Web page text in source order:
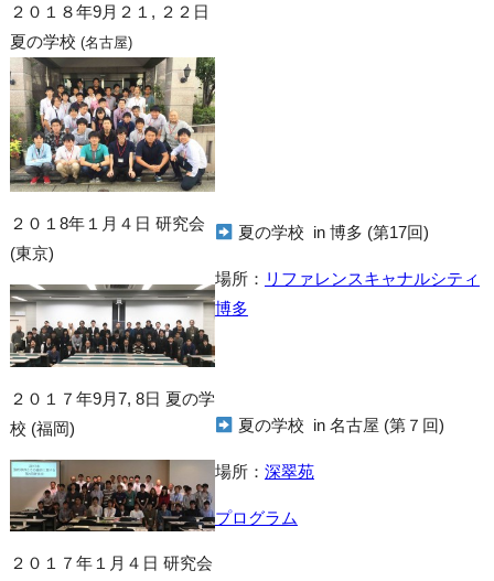
２０１８年9月２１, ２２日
夏の学校 (名古屋)
２０１8年１月４日 研究会
(東京)
２０１７年9月7, 8日 夏の学
校 (福岡)
２０１７年１月４日 研究会
夏の学校 in 博多 (第17回)
場所： リファレンスキャナルシティ
博多
夏の学校 in 名古屋 (第７回)
場所： 深翠苑
プログラム